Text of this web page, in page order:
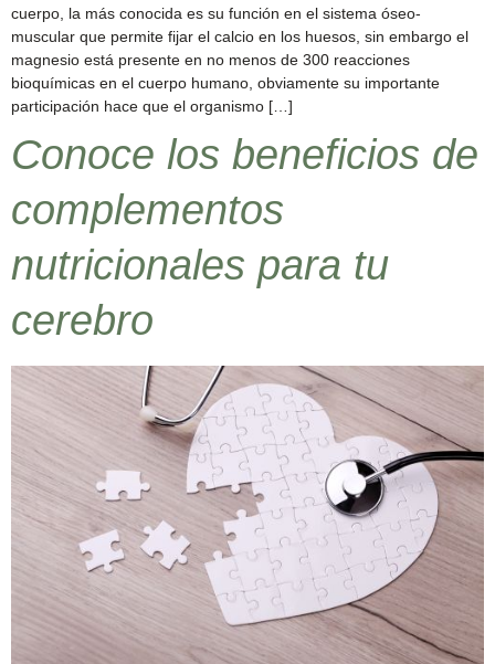
cuerpo, la más conocida es su función en el sistema óseo-
muscular que permite fijar el calcio en los huesos, sin embargo el
magnesio está presente en no menos de 300 reacciones
bioquímicas en el cuerpo humano, obviamente su importante
participación hace que el organismo […]
Conoce los beneficios de
complementos
nutricionales para tu
cerebro